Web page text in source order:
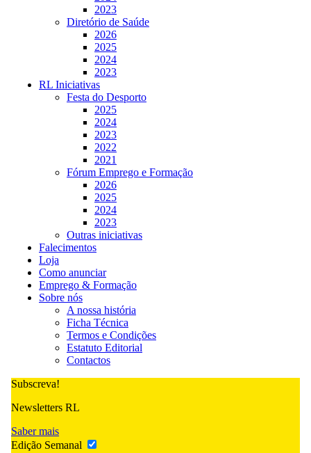
2023
Diretório de Saúde
2026
2025
2024
2023
RL Iniciativas
Festa do Desporto
2025
2024
2023
2022
2021
Fórum Emprego e Formação
2026
2025
2024
2023
Outras iniciativas
Falecimentos
Loja
Como anunciar
Emprego & Formação
Sobre nós
A nossa história
Ficha Técnica
Termos e Condições
Estatuto Editorial
Contactos
Subscreva!
Newsletters RL
Saber mais
Edição Semanal